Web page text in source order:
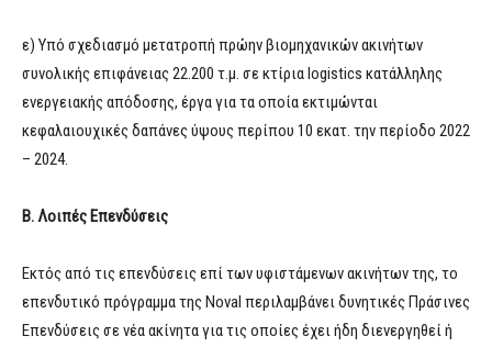
ε) Υπό σχεδιασμό μετατροπή πρώην βιομηχανικών ακινήτων
συνολικής επιφάνειας 22.200 τ.μ. σε κτίρια logistics κατάλληλης
ενεργειακής απόδοσης, έργα για τα οποία εκτιμώνται
κεφαλαιουχικές δαπάνες ύψους περίπου 10 εκατ. την περίοδο 2022
– 2024.
Β. Λοιπές Επενδύσεις
Εκτός από τις επενδύσεις επί των υφιστάμενων ακινήτων της, το
επενδυτικό πρόγραμμα της Noval περιλαμβάνει δυνητικές Πράσινες
Επενδύσεις σε νέα ακίνητα για τις οποίες έχει ήδη διενεργηθεί ή